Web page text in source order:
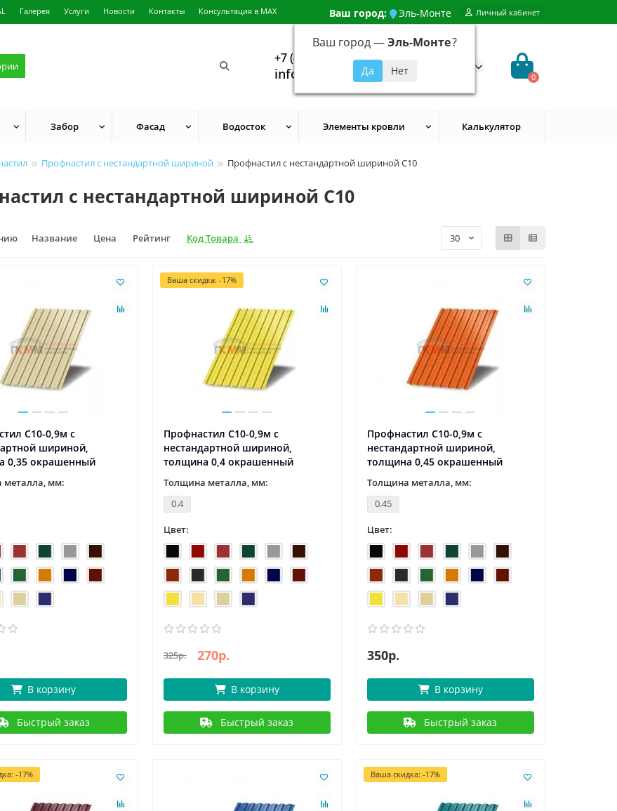
Галерея Услуги Новости Контакты Консультация в MAX Ваш город: Эль-Монте
Ваш город —Эль-Монте?
Личный кабинет
+7 (499) 648-92-94
info@evroshtaketnikmoskva.ru 0
Забор Фасад Водосток Элементы кровли Калькулятор
Профнастил с нестандартной шириной Профнастил с нестандартной шириной С10
с нестандартной шириной С10
Название Цена Рейтинг Код Товара
С10-0,9м с
шириной,
0,35 окрашенный
металла, мм:
В корзину
Быстрый заказ
Ваша скидка: -17%
Профнастил С10-0,9м с
нестандартной шириной,
толщина 0,4 окрашенный
Толщина металла, мм:
0.4
Цвет:
325р. 270р.
В корзину
Быстрый заказ
Профнастил С10-0,9м с
нестандартной шириной,
толщина 0,45 окрашенный
Толщина металла, мм:
0.45
Цвет:
350р.
В корзину
Быстрый заказ
-17% Ваша скидка: -17%